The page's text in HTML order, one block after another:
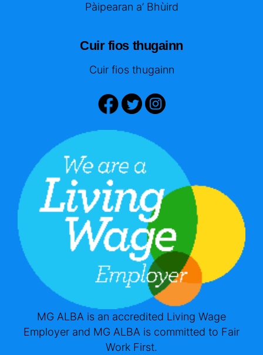
Pàipearan a’ Bhùird
Cuir fios thugainn
Cuir fios thugainn
MG ALBA is an accredited Living Wage
Employer and MG ALBA is committed to Fair
Work First.